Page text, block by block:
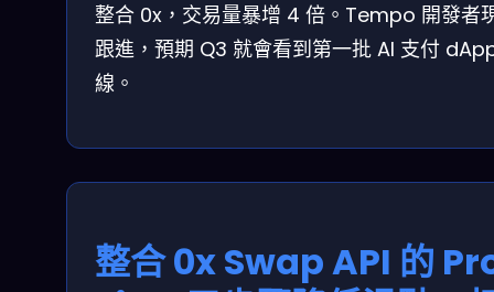
整合 0x，交易量暴增 4 倍。Tempo 開發者
跟進，預期 Q3 就會看到第一批 AI 支付
線。
整合 0x Swap API 的